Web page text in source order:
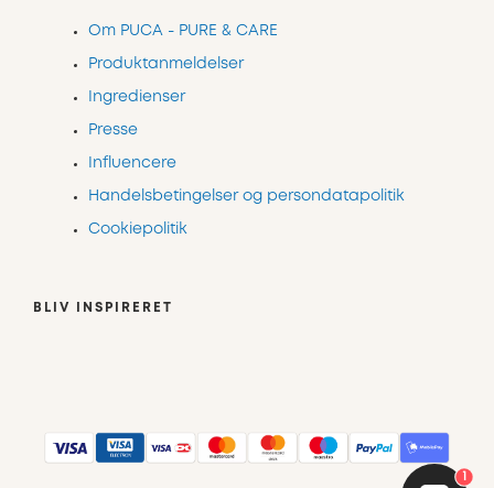
Om PUCA - PURE & CARE
Produktanmeldelser
Ingredienser
Presse
Influencere
Handelsbetingelser og persondatapolitik
Cookiepolitik
BLIV INSPIRERET
1